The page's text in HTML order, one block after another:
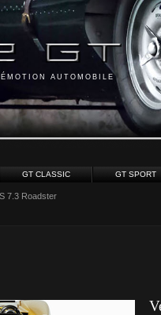
AUTOMOBILE
GT CLASSIC GT SPORT
7.3 Roadster